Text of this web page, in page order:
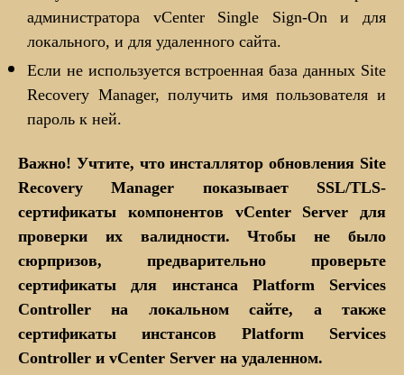
администратора vCenter Single Sign-On и для
локального, и для удаленного сайта.
Если не используется встроенная база данных Site
Recovery Manager, получить имя пользователя и
пароль к ней.
Важно! Учтите, что инсталлятор обновления Site
Recovery Manager показывает SSL/TLS-
сертификаты компонентов vCenter Server для
проверки их валидности. Чтобы не было
сюрпризов, предварительно проверьте
сертификаты для инстанса Platform Services
Controller на локальном сайте, а также
сертификаты инстансов Platform Services
Controller и vCenter Server на удаленном.